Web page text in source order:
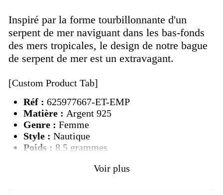
Facebook
Twitter
Inspiré par la forme tourbillonnante d'un
serpent de mer naviguant dans les bas-fonds
des mers tropicales, le design de notre bague
de serpent de mer est un extravagant.
[Custom Product Tab]
Réf : 625977667-ET-EMP
Matière : Argent 925
Genre : Femme
Style : Nautique
Poids : 8.5 grammes
ArgentVoir plus